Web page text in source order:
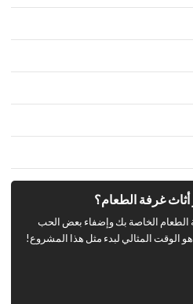
غرفة الطعام؟
الخاصة بك وإضفاء بعض الحب
الوقت المثالي لبدء مثل هذا المشروع!